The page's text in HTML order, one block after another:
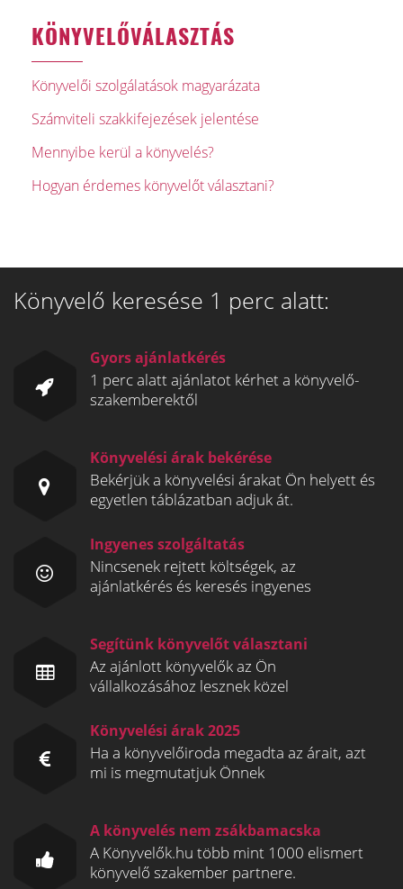
KÖNYVELŐVÁLASZTÁS
Könyvelői szolgálatások magyarázata
Számviteli szakkifejezések jelentése
Mennyibe kerül a könyvelés?
Hogyan érdemes könyvelőt választani?
Könyvelő keresése 1 perc alatt:
Gyors ajánlatkérés
1 perc alatt ajánlatot kérhet a könyvelő-
szakemberektől
Könyvelési árak bekérése
Bekérjük a könyvelési árakat Ön helyett és
egyetlen táblázatban adjuk át.
Ingyenes szolgáltatás
Nincsenek rejtett költségek, az
ajánlatkérés és keresés ingyenes
Segítünk könyvelőt választani
Az ajánlott könyvelők az Ön
vállalkozásához lesznek közel
Könyvelési árak 2025
Ha a könyvelőiroda megadta az árait, azt
mi is megmutatjuk Önnek
A könyvelés nem zsákbamacska
A Könyvelők.hu több mint 1000 elismert
könyvelő szakember partnere.